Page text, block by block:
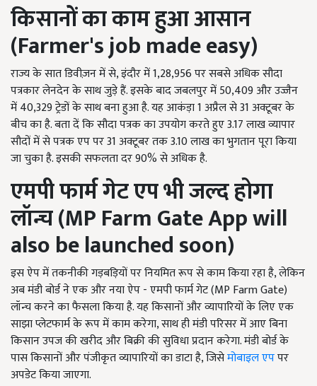
किसानों का काम हुआ आसान
(Farmer's job made easy)
राज्य के सात डिवीज़न में से, इंदौर में 1,28,956 पर सबसे अधिक सौदा
पत्रकार लेनदेन के साथ जुड़े हैं. इसके बाद जबलपुर में 50,409 और उज्जैन
में 40,329 ट्रेडों के साथ बना हुआ है. यह आकंड़ा 1 अप्रैल से 31 अक्टूबर के
बीच का है. बता दें कि सौदा पत्रक का उपयोग करते हुए 3.17 लाख व्यापार
सौदों में से पत्रक एप पर 31 अक्टूबर तक 3.10 लाख का भुगतान पूरा किया
जा चुका है. इसकी सफलता दर 90% से अधिक है.
एमपी फार्म गेट एप भी जल्द होगा
लॉन्च (MP Farm Gate App will
also be launched soon)
इस ऐप में तकनीकी गड़बड़ियों पर नियमित रूप से काम किया रहा है, लेकिन
अब मंडी बोर्ड ने एक और नया ऐप - एमपी फार्म गेट (MP Farm Gate)
लॉन्च करने का फैसला किया है. यह किसानों और व्यापारियों के लिए एक
साझा प्लेटफार्म के रूप में काम करेगा, साथ ही मंडी परिसर में आए बिना
किसान उपज की खरीद और बिक्री की सुविधा प्रदान करेगा. मंडी बोर्ड के
पास किसानों और पंजीकृत व्यापारियों का डाटा है, जिसेमोबाइल एपपर
अपडेट किया जाएगा.